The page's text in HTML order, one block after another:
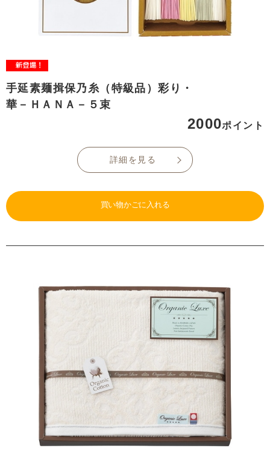
手延素麺揖保乃糸（特級品）彩り・
華－ＨＡＮＡ－５束
2000ポイント
詳細を見る
買い物かごに入れる